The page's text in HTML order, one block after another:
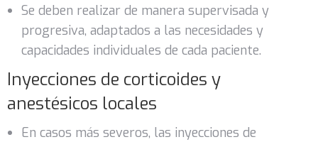
Se deben realizar de manera supervisada y
progresiva, adaptados a las necesidades y
capacidades individuales de cada paciente.
Inyecciones de corticoides y
anestésicos locales
En casos más severos, las inyecciones de